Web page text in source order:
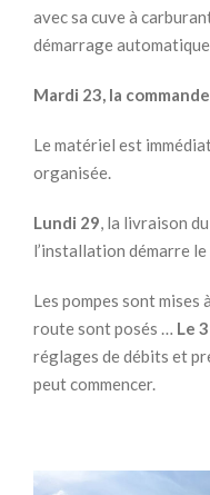
avec sa cuve à
démarrage
Mardi 23, la
Le matériel est
organisée.
Lundi 29, la livraison
l’installation démarre le
Les pompes sont mises
route sont posés … Le
réglages de débits et
peut commencer.